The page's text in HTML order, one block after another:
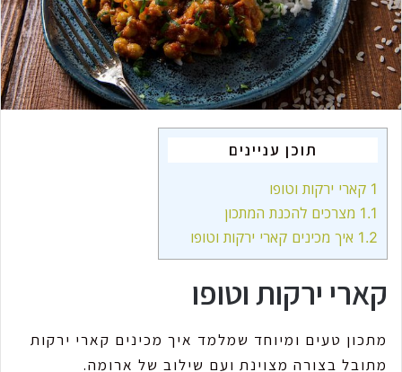
תוכן עניינים
1 קארי ירקות וטופו
1.1 מצרכים להכנת המתכון
1.2 איך מכינים קארי ירקות וטופו
קארי ירקות וטופו
מתכון טעים ומיוחד שמלמד איך מכינים קארי ירקות
מתובל בצורה מצוינת ועם שילוב של ארומה.